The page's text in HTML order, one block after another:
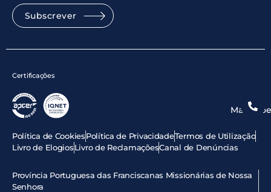
Subscrever
Certificações
Política de CookiesPolítica de PrivacidadeTermos de Utilização
Livro de ElogiosLivro de ReclamaçõesCanal de Denúncias
Província Portuguesa das Franciscanas Missionárias de Nossa
Senhora